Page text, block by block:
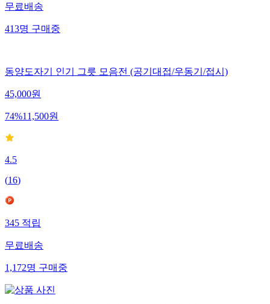
무료배송
413명 구매중
동양도자기 인기 그릇 모음전 (공기대접/우동기/접시)
45,000원
74%11,500원
4.5
(16)
345적립
무료배송
1,172명구매중